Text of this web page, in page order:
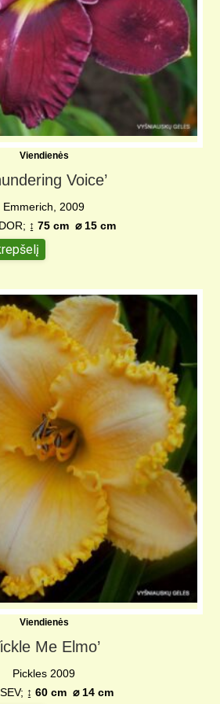
Viendienės
Voice’
Emmerich, 2009
↨ 75 cm ⌀ 15 cm
€
Viendienės
Me Elmo’
Pickles 2009
↨ 60 cm ⌀ 14 cm